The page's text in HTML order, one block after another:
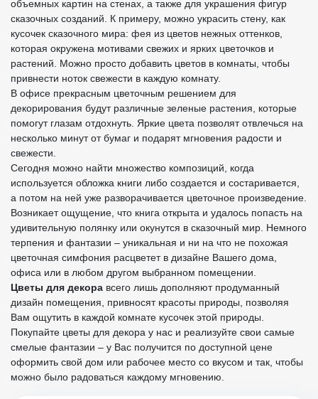
объемных картин на стенах, а также для украшения фигур
сказочных созданий. К примеру, можно украсить стену, как
кусочек сказочного мира: фея из цветов нежных оттенков,
которая окружена мотивами свежих и ярких цветочков и
растений. Можно просто добавить цветов в комнаты, чтобы
привнести ноток свежести в каждую комнату.
В офисе прекрасным цветочным решением для
декорирования будут различные зеленые растения, которые
помогут глазам отдохнуть. Яркие цвета позволят отвлечься на
несколько минут от бумаг и подарят мгновения радости и
свежести.
Сегодня можно найти множество композиций, когда
используется обложка книги либо создается и состаривается,
а потом на ней уже разворачивается цветочное произведение.
Возникает ощущение, что книга открыта и удалось попасть на
удивительную полянку или окунутся в сказочный мир. Немного
терпения и фантазии – уникальная и ни на что не похожая
цветочная симфония расцветет в дизайне Вашего дома,
офиса или в любом другом выбранном помещении.
Цветы для декора всего лишь дополняют продуманный
дизайн помещения, привносят красоты природы, позволяя
Вам ощутить в каждой комнате кусочек этой природы.
Покупайте цветы для декора у нас и реализуйте свои самые
смелые фантазии – у Вас получится по доступной цене
оформить свой дом или рабочее место со вкусом и так, чтобы
можно было радоваться каждому мгновению.